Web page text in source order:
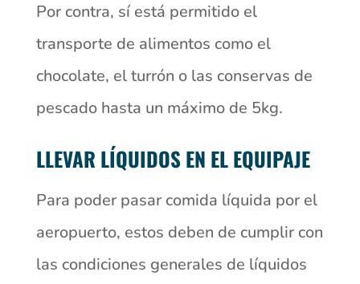
Por contra, sí está permitido el
transporte de alimentos como el
chocolate, el turrón o las conservas de
pescado hasta un máximo de 5kg.
LLEVAR LÍQUIDOS EN EL EQUIPAJE
Para poder pasar comida líquida por el
aeropuerto, estos deben de cumplir con
las condiciones generales de líquidos